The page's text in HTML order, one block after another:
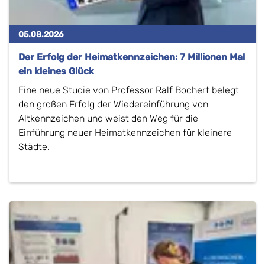
05.08.2026
Der Erfolg der Heimatkennzeichen: 7 Millionen Mal
ein kleines Glück
Eine neue Studie von Professor Ralf Bochert belegt
den großen Erfolg der Wiedereinführung von
Altkennzeichen und weist den Weg für die
Einführung neuer Heimatkennzeichen für kleinere
Städte.